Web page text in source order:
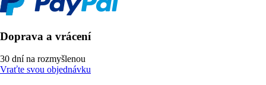
Doprava a vrácení
30 dní na rozmyšlenou
Vraťte svou objednávku